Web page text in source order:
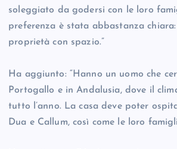
soleggiato da godersi con le loro
preferenza è stata abbastanza
proprietà con spazio.”
Ha aggiunto: “Hanno un uomo che
Portogallo e in Andalusia, dove il
tutto l’anno. La casa deve poter
Dua e Callum, così come le loro